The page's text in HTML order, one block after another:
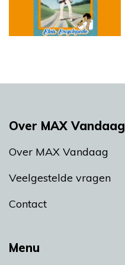
Menu
Over MAX Vandaag
Over MAX Vandaag
Veelgestelde vragen
Contact